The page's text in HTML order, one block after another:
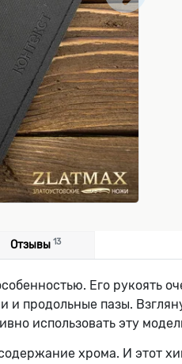
Отзывы 13
Его рукоять
продольные пазы.
использовать эту
хрома. И этот